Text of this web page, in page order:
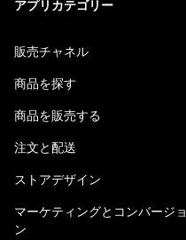
アプリカテゴリー
販売チャネル
商品を探す
商品を販売する
注文と配送
ストアデザイン
マーケティングとコンバージョ
ン